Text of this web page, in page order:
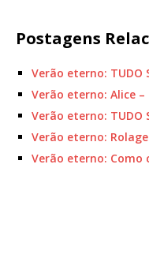
Postagens
Verão eterno: TUDO
Verão eterno: Alice
Verão eterno: TUDO
Verão eterno:
Verão eterno: